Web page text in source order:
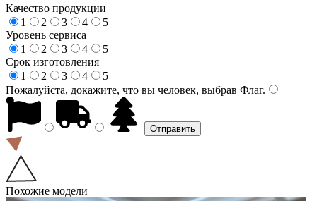
Качество продукции
1
2 3 4
5
Уровень сервиса
1
2 3 4
5
Срок изготовления
1
2 3 4
5
Пожалуйста, докажите, что вы человек, выбрав Флаг.
Похожие модели